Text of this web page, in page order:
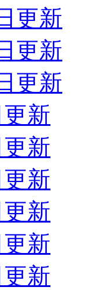
更新
更新
更新
新
新
新
新
新
新